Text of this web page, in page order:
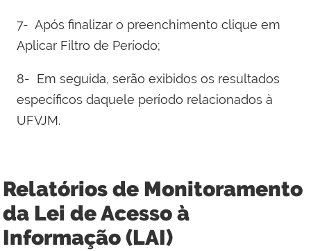
7- Após finalizar o preenchimento clique em
Aplicar Filtro de Período;
8- Em seguida, serão exibidos os resultados
específicos daquele período relacionados à
UFVJM.
Relatórios de Monitoramento
da Lei de Acesso à
Informação (LAI)